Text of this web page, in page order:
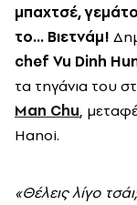
μπαχτσέ,
το… Βιετνάμ!
chef Vu Dinh
τα τηγάνια του
Man Chu,
Hanoi.
«Θέλεις λίγο